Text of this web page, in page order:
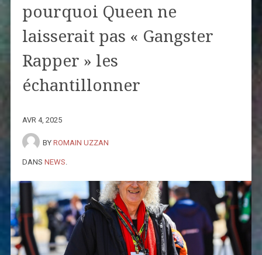
pourquoi Queen ne
laisserait pas « Gangster
Rapper » les
échantillonner
AVR 4, 2025
BY ROMAIN UZZAN
DANS NEWS